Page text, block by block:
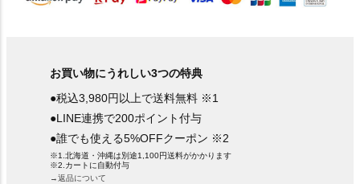
お買い物にうれしい3つの特典
●税込3,980円以上で送料無料 ※1
●LINE連携で200ポイント付与
●誰でも使える5%OFFクーポン ※2
※1.北海道・沖縄は別途1,100円送料がかかります
※2.カートに自動付与
→返品について